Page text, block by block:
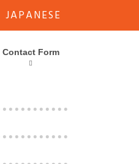
JAPANESE
Contact Form